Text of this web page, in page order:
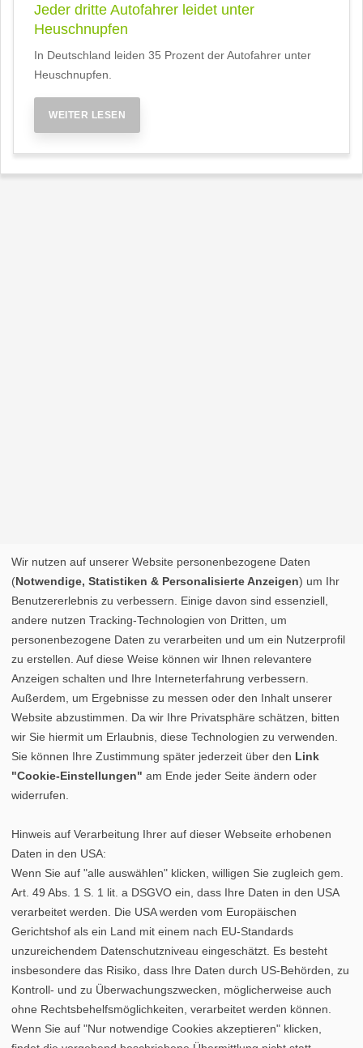
Jeder dritte Autofahrer leidet unter
Heuschnupfen
In Deutschland leiden 35 Prozent der Autofahrer unter
Heuschnupfen.
WEITER LESEN
Datenschutz | Cookie-Einstellungen |
Impressum
©vipex.de
Wir nutzen auf unserer Website personenbezogene Daten
(Notwendige, Statistiken & Personalisierte Anzeigen) um Ihr
Benutzererlebnis zu verbessern. Einige davon sind essenziell,
andere nutzen Tracking-Technologien von Dritten, um
personenbezogene Daten zu verarbeiten und um ein Nutzerprofil
zu erstellen. Auf diese Weise können wir Ihnen relevantere
Anzeigen schalten und Ihre Interneterfahrung verbessern.
Außerdem, um Ergebnisse zu messen oder den Inhalt unserer
Website abzustimmen. Da wir Ihre Privatsphäre schätzen, bitten
wir Sie hiermit um Erlaubnis, diese Technologien zu verwenden.
Sie können Ihre Zustimmung später jederzeit über den Link
"Cookie-Einstellungen" am Ende jeder Seite ändern oder
widerrufen.
Hinweis auf Verarbeitung Ihrer auf dieser Webseite erhobenen
Daten in den USA:
Wenn Sie auf "alle auswählen" klicken, willigen Sie zugleich gem.
Art. 49 Abs. 1 S. 1 lit. a DSGVO ein, dass Ihre Daten in den USA
verarbeitet werden. Die USA werden vom Europäischen
Gerichtshof als ein Land mit einem nach EU-Standards
unzureichendem Datenschutzniveau eingeschätzt. Es besteht
insbesondere das Risiko, dass Ihre Daten durch US-Behörden, zu
Kontroll- und zu Überwachungszwecken, möglicherweise auch
ohne Rechtsbehelfsmöglichkeiten, verarbeitet werden können.
Wenn Sie auf "Nur notwendige Cookies akzeptieren" klicken,